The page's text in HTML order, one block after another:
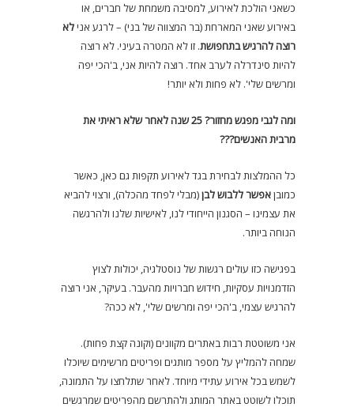
כשאני הולכת לאירוע, למסיבה משמחת של חברים, או
באירוע שאני המארחת (בר המצווה של בני) – לרגע אנילא
רוצה להרגיש בתחפושת. זו לא המטרה בעיני. לא רוצה
להיות סינדרלה לערב אחד. רוצה להיות אני, ב'הכי יפה
ומרשים שלי'. לא פחות ולא יותר!
ומה לגבי מפגש מחזור? 25 שנה לאחר שלא ראיתי את
מרבית האנשים???
כל ההמלצות לבחירת בגד לאירוע תקפות גם כאן, כאשר
כמובןאפשר ללבוש לבן(מבלי לפחד מהכלה), ורצוי להביא
את עצמינו – הסגנון הייחודי לנו, לאישיות שלנו ולהרגשה
הנוחה ביותר.
בפגישה כזו עולים רגשות של נוסטלגיה, יכולות לצוץ
הזדמנויות עסקיות, חידוש חברויות מהעבר. בעיקר, אני רוצה
להרגיש עצמי, ב'הכי יפה ומרשים שלי', לא ככה?
אני משוטטת רבות באתרים מקוונים (וקונה קצת פחות).
שמחה להמליץ על מספר מותגים ופריטים מרשימים שיוכלו
לשמש בכל אירוע עתידי מיוחד. לאחר שתלחצו על התמונה,
תוכלו לשוטט באתר המותג ולהתרשם מהפריטים שמרגשים